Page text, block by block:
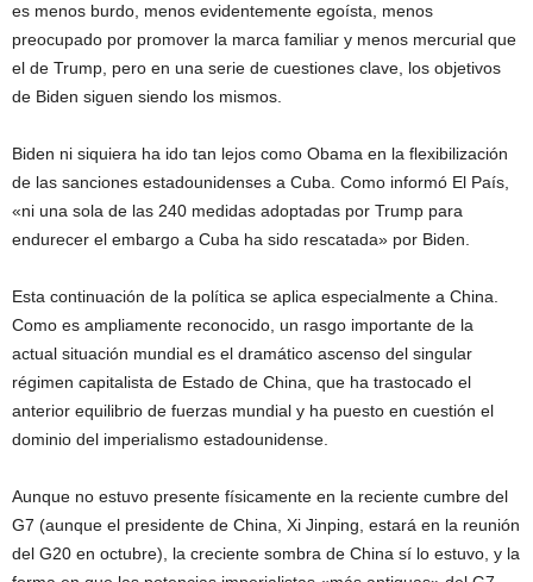
es menos burdo, menos evidentemente egoísta, menos
preocupado por promover la marca familiar y menos mercurial que
el de Trump, pero en una serie de cuestiones clave, los objetivos
de Biden siguen siendo los mismos.
Biden ni siquiera ha ido tan lejos como Obama en la flexibilización
de las sanciones estadounidenses a Cuba. Como informó El País,
«ni una sola de las 240 medidas adoptadas por Trump para
endurecer el embargo a Cuba ha sido rescatada» por Biden.
Esta continuación de la política se aplica especialmente a China.
Como es ampliamente reconocido, un rasgo importante de la
actual situación mundial es el dramático ascenso del singular
régimen capitalista de Estado de China, que ha trastocado el
anterior equilibrio de fuerzas mundial y ha puesto en cuestión el
dominio del imperialismo estadounidense.
Aunque no estuvo presente físicamente en la reciente cumbre del
G7 (aunque el presidente de China, Xi Jinping, estará en la reunión
del G20 en octubre), la creciente sombra de China sí lo estuvo, y la